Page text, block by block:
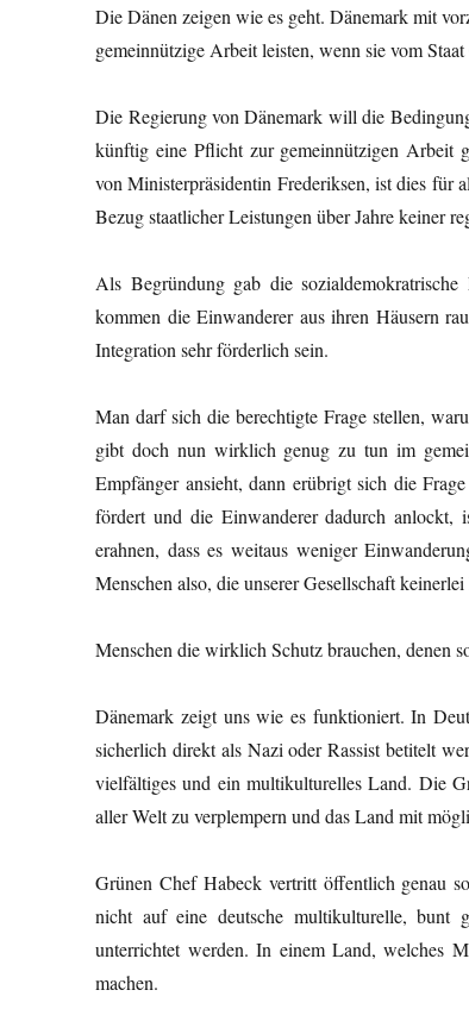
Die Dänen zeigen wie es geht. Dänemark mit
gemeinnützige Arbeit leisten, wenn sie vom
Die Regierung von Dänemark will die
künftig eine Pflicht zur gemeinnützigen Arbeit
von Ministerpräsidentin Frederiksen, ist dies für
Bezug staatlicher Leistungen über Jahre keiner
Als Begründung gab die
kommen die Einwanderer aus ihren Häusern
Integration sehr förderlich sein.
Man darf sich die berechtigte Frage stellen,
gibt doch nun wirklich genug zu tun im
Empfänger ansieht, dann erübrigt sich die
fördert und die Einwanderer dadurch anlockt,
erahnen, dass es weitaus weniger
Menschen also, die unserer Gesellschaft
Menschen die wirklich Schutz brauchen, denen
Dänemark zeigt uns wie es funktioniert. In
sicherlich direkt als Nazi oder Rassist betitelt
vielfältiges und ein multikulturelles Land. Die
aller Welt zu verplempern und das Land mit
Grünen Chef Habeck vertritt öffentlich genau
nicht auf eine deutsche multikulturelle, bunt
unterrichtet werden. In einem Land, welches
machen.